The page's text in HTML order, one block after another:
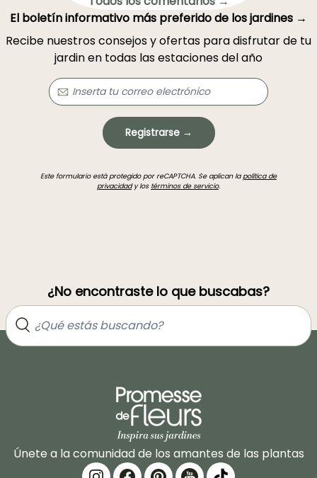
El boletín informativo más preferido de los jardines →
Recibe nuestros consejos y ofertas para disfrutar de tu
jardin en todas las estaciones del año
Registrarse →
Este formulario está protegido por reCAPTCHA. Se aplican lapolítica de
privacidady los términos de servicio.
¿No encontraste lo que buscabas?
Únete a la comunidad de los amantes de las plantas